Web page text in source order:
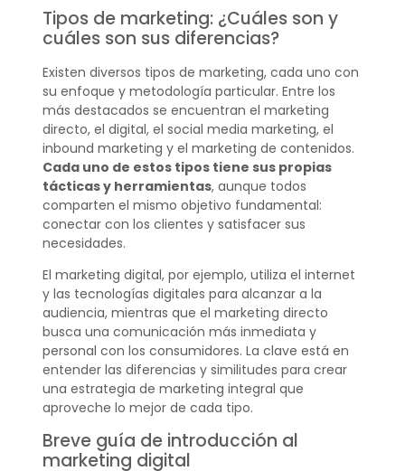
Tipos de marketing: ¿Cuáles son y
cuáles son sus diferencias?
Existen diversos tipos de marketing, cada uno con
su enfoque y metodología particular. Entre los
más destacados se encuentran el marketing
directo, el digital, el social media marketing, el
inbound marketing y el marketing de contenidos.
Cada uno de estos tipos tiene sus propias
tácticas y herramientas, aunque todos
comparten el mismo objetivo fundamental:
conectar con los clientes y satisfacer sus
necesidades.
El marketing digital, por ejemplo, utiliza el internet
y las tecnologías digitales para alcanzar a la
audiencia, mientras que el marketing directo
busca una comunicación más inmediata y
personal con los consumidores. La clave está en
entender las diferencias y similitudes para crear
una estrategia de marketing integral que
aproveche lo mejor de cada tipo.
Breve guía de introducción al
marketing digital